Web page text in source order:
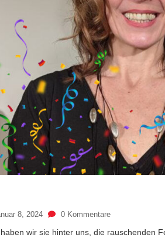
8, 2024 0 Kommentare
wir sie hinter uns, die rauschenden